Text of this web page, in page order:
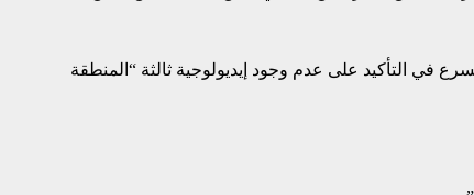
في التأكيد على عدم وجود إيديولوجية ثالثة “المنطقة